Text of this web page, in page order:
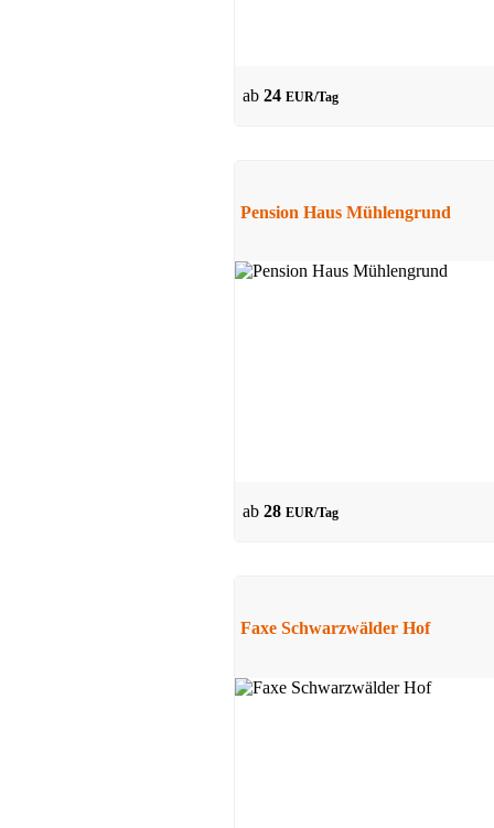
Pension
Preis auf Anfrage
Freudenstadt
ab 27 EUR/Tag
ab 24 EUR/Tag
Pension Haus Mühlengrund
ab 28 EUR/Tag
Faxe Schwarzwälder Hof